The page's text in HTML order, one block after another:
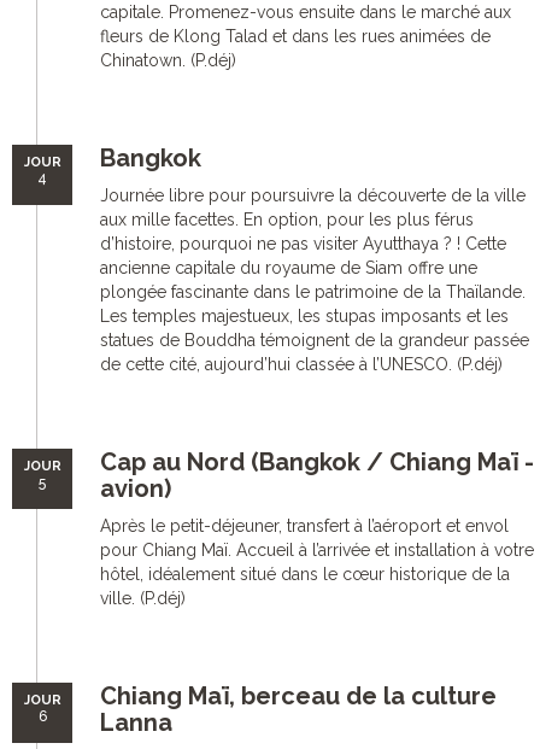
capitale. Promenez-vous ensuite dans le marché aux
fleurs de Klong Talad et dans les rues animées de
Chinatown. (P.déj)
JOUR
4
Bangkok
Journée libre pour poursuivre la découverte de la ville
aux mille facettes. En option, pour les plus férus
d’histoire, pourquoi ne pas visiter Ayutthaya ? ! Cette
ancienne capitale du royaume de Siam offre une
plongée fascinante dans le patrimoine de la Thaïlande.
Les temples majestueux, les stupas imposants et les
statues de Bouddha témoignent de la grandeur passée
de cette cité, aujourd’hui classée à l’UNESCO. (P.déj)
JOUR
5
Cap au Nord (Bangkok / Chiang Maï -
avion)
Après le petit-déjeuner, transfert à l’aéroport et envol
pour Chiang Maï. Accueil à l’arrivée et installation à votre
hôtel, idéalement situé dans le cœur historique de la
ville. (P.déj)
JOUR
6
Chiang Maï, berceau de la culture
Lanna